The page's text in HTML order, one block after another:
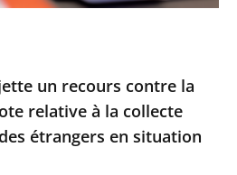
un recours contre la
relative à la collecte
étrangers en situation